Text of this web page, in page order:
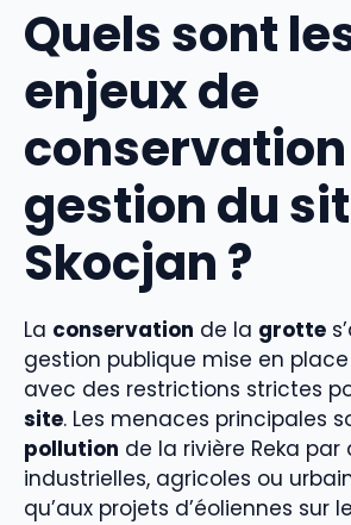
Quels sont
enjeux de
gestion du
Skocjan ?
La conservation de la grotte
gestion publique mise en place
avec des restrictions strictes
site. Les menaces principales
pollution de la rivière Reka par
industrielles, agricoles ou
qu’aux projets d’éoliennes sur